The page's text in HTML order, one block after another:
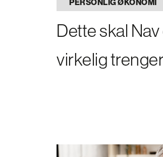
PERSONLIG ØKONOMI
Dette skal
virkelig